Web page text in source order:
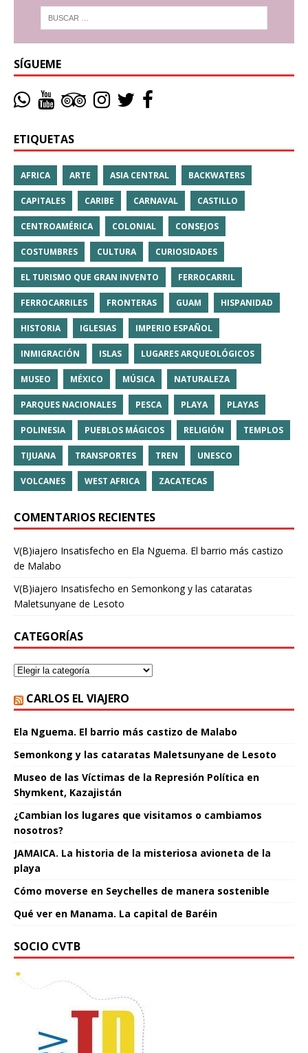
SÍGUEME
ETIQUETAS
AFRICA ARTE ASIA CENTRAL BACKWATERS
CAPITALES CARIBE CARNAVAL CASTILLO
CENTROAMÉRICA COLONIAL CONSEJOS
COSTUMBRES CULTURA CURIOSIDADES
EL TURISMO QUE GRAN INVENTO FERROCARRIL
FERROCARRILES FRONTERAS GUAM HISPANIDAD
HISTORIA IGLESIAS IMPERIO ESPAÑOL
INMIGRACIÓN ISLAS LUGARES ARQUEOLÓGICOS
MUSEO MÉXICO MÚSICA NATURALEZA
PARQUES NACIONALES PESCA PLAYA PLAYAS
POLINESIA PUEBLOS MÁGICOS RELIGIÓN TEMPLOS
TIJUANA TRANSPORTES TREN UNESCO
VOLCANES WEST AFRICA ZACATECAS
COMENTARIOS RECIENTES
V(B)iajero Insatisfecho en Ela Nguema. El barrio más castizo
de Malabo
V(B)iajero Insatisfecho en Semonkong y las cataratas
Maletsunyane de Lesoto
CATEGORÍAS
CARLOS EL VIAJERO
Ela Nguema. El barrio más castizo de Malabo
Semonkong y las cataratas Maletsunyane de Lesoto
Museo de las Víctimas de la Represión Política en
Shymkent, Kazajistán
¿Cambian los lugares que visitamos o cambiamos
nosotros?
JAMAICA. La historia de la misteriosa avioneta de la
playa
Cómo moverse en Seychelles de manera sostenible
Qué ver en Manama. La capital de Baréin
SOCIO CVTB